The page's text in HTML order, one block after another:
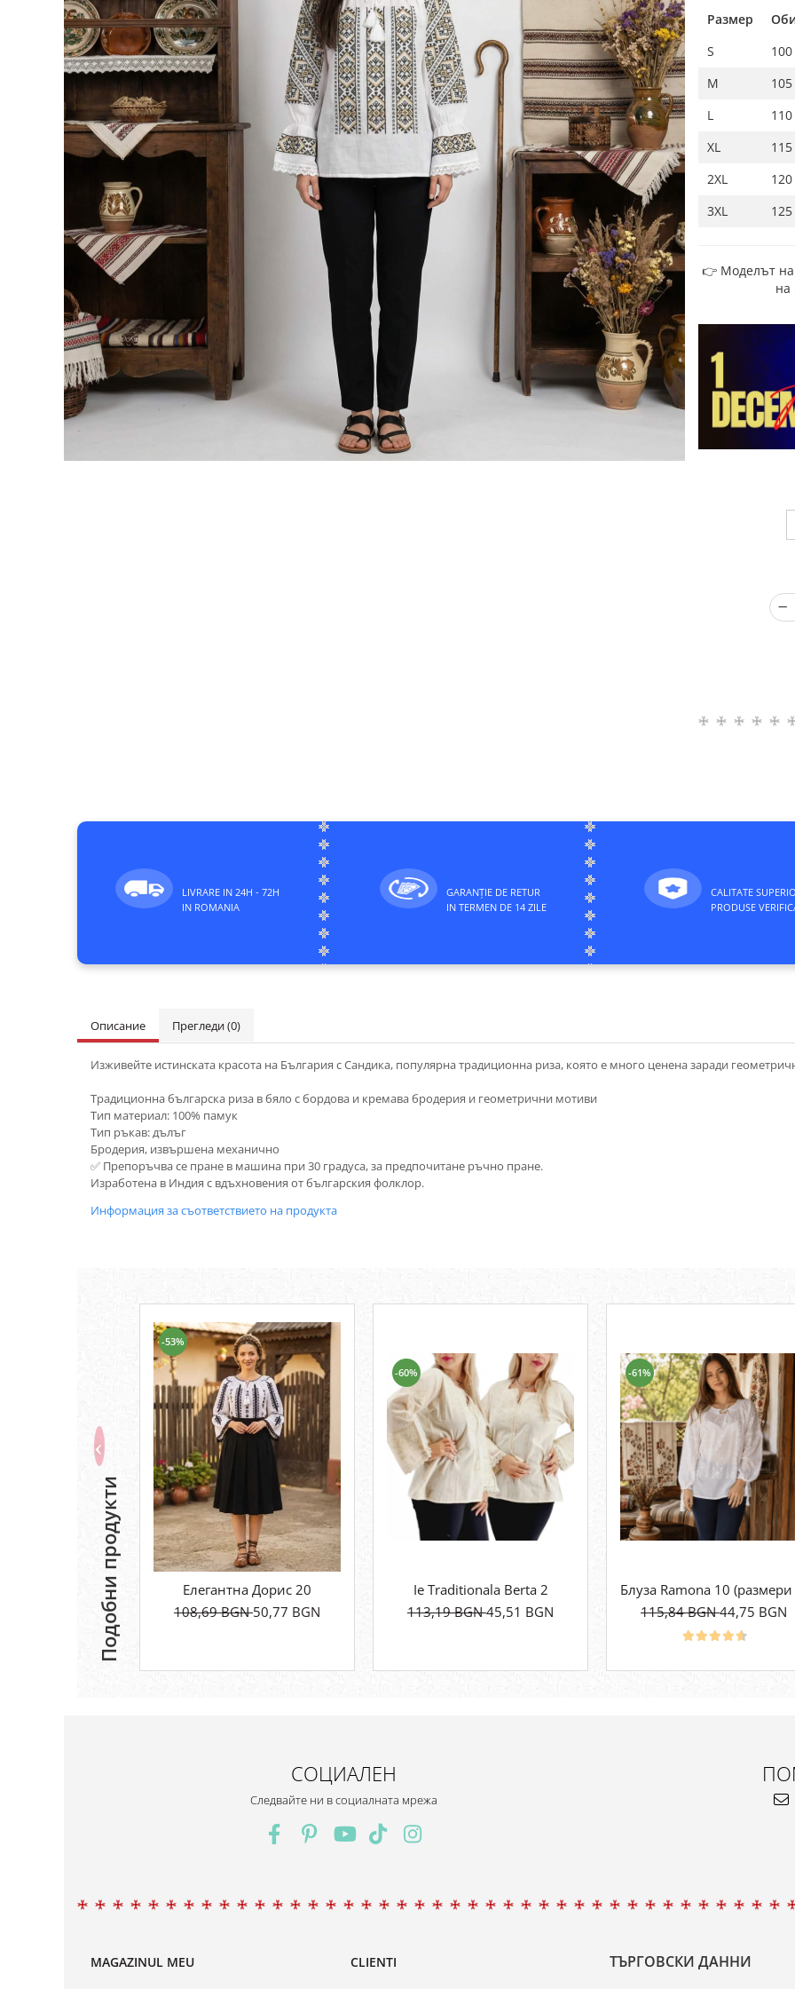
Дамски панталони
Дамски пуловери
Дамски сака
Дамски спортни комплекти
Дамски тениски
Размер
S
M
L
XL
2XL
3XL
👉 Моделът на
на
LIVRARE IN 24H - 72H
IN ROMANIA
GARANȚIE DE RETUR
IN TERMEN DE 14 ZILE
CALITATE
PRODUSE
Описание Прегледи(0)
Изживейте истинската красота на България с Сандикa, популярна традиционна риза, която е много ценена заради
Традиционна българска риза в бяло с бордова и кремава бродерия и геометрични мотиви
Тип материал: 100% памук
Тип ръкав: дълъг
Бродерия, извършена механично
✅ Препоръчва се пране в машина при 30 градуса, за предпочитане ръчно пране.
Изработена в Индия с вдъхновения от българския фолклор.
Информация за съответствието на продукта
Подобни продукти
-53%
Елегантна Дорис 20
108,69 BGN50,77 BGN
-60%
Ie Traditionala Berta 2
113,19 BGN45,51 BGN
-61%
Блуза Ramona 10 (размери
115,84 BGN44,75 BGN
СОЦИАЛЕН
Следвайте ни в социалната мрежа
MAGAZINUL MEU CLIENTI ТЪРГОВСКИ ДАННИ